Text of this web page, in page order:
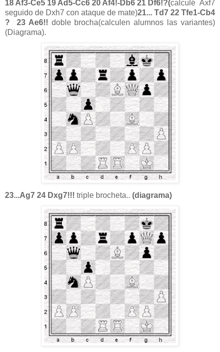
18 Af3-Ce5 19 Ad5-Cc6 20 Af4!-Db6 21 Df6!?(calculé Axf7
seguido de Dxh7 con ataque de mate)21... Td7 22 Tfe1-Cb4
?
23 Ae6!! doble brocha(calculen alumnos las variantes)
(Diagrama).
23...Ag7 24 Dxg7!!! triple brocheta.. (diagrama)